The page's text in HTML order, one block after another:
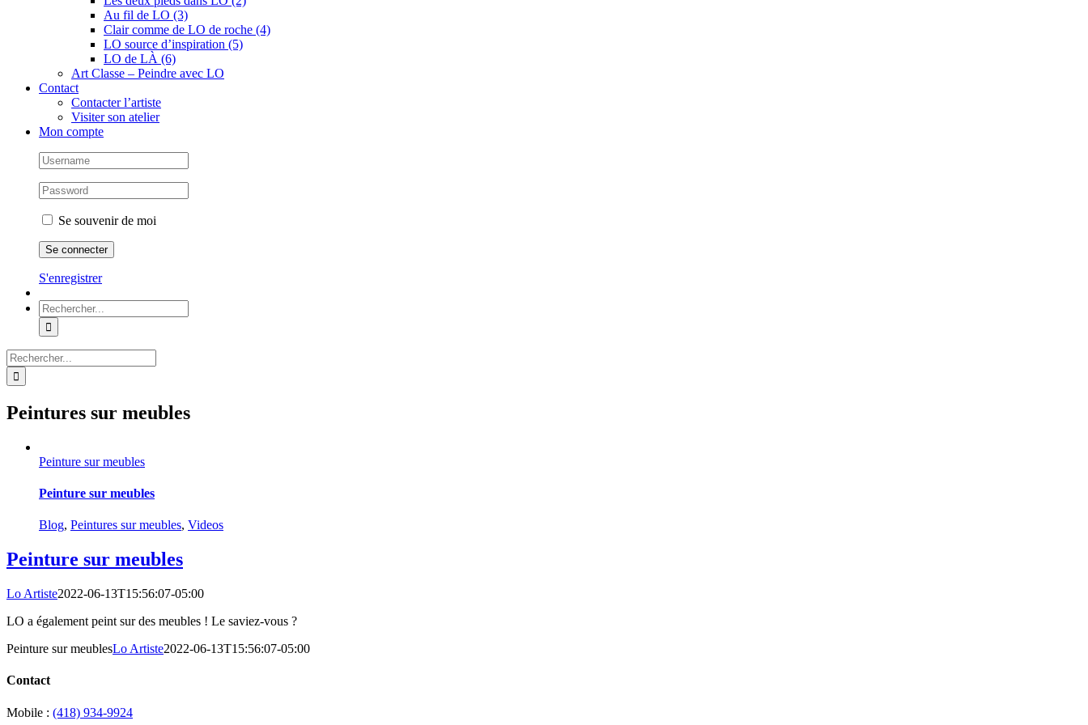
Au fil de LO (3)
Clair comme de LO de roche (4)
LO source d’inspiration (5)
LO de LÀ (6)
Art Classe – Peindre avec LO
Contact
Contacter l’artiste
Visiter son atelier
Mon compte
Se souvenir de moi
S'enregistrer
Rechercher:
Rechercher:
Peintures sur meubles
Peinture sur meubles
Peinture sur meubles
Blog, Peintures sur meubles, Videos
Peinture sur meubles
Lo Artiste2022-06-13T15:56:07-05:00
LO a également peint sur des meubles ! Le saviez-vous ?
Peinture sur meublesLo Artiste2022-06-13T15:56:07-05:00
Contact
Mobile : (418) 934-9924